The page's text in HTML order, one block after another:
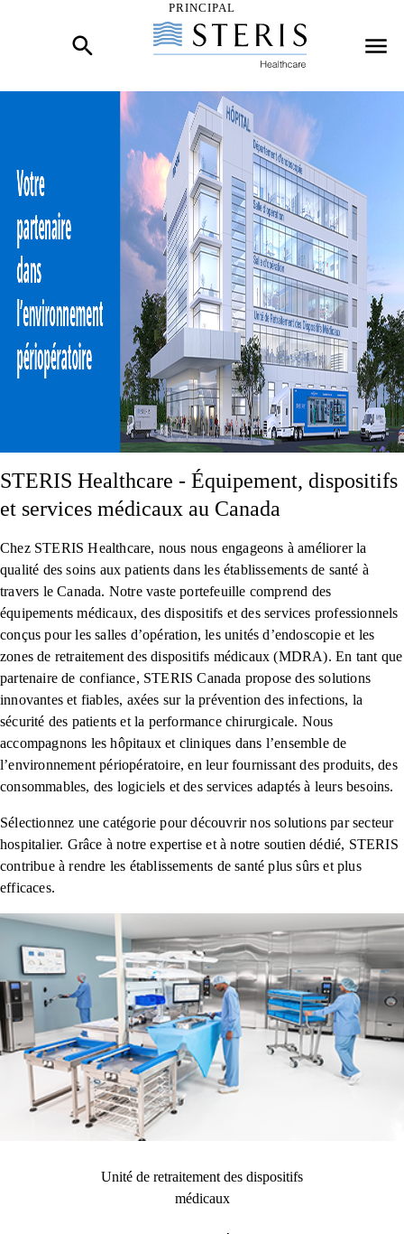
PRINCIPAL
STERIS Healthcare - Équipement, dispositifs
et services médicaux au Canada
Chez STERIS Healthcare, nous nous engageons à améliorer la
qualité des soins aux patients dans les établissements de santé à
travers le Canada. Notre vaste portefeuille comprend des
équipements médicaux, des dispositifs et des services professionnels
conçus pour les salles d’opération, les unités d’endoscopie et les
zones de retraitement des dispositifs médicaux (MDRA). En tant que
partenaire de confiance, STERIS Canada propose des solutions
innovantes et fiables, axées sur la prévention des infections, la
sécurité des patients et la performance chirurgicale. Nous
accompagnons les hôpitaux et cliniques dans l’ensemble de
l’environnement périopératoire, en leur fournissant des produits, des
consommables, des logiciels et des services adaptés à leurs besoins.
Sélectionnez une catégorie pour découvrir nos solutions par secteur
hospitalier. Grâce à notre expertise et à notre soutien dédié, STERIS
contribue à rendre les établissements de santé plus sûrs et plus
efficaces.
Unité de retraitement des dispositifs
médicaux